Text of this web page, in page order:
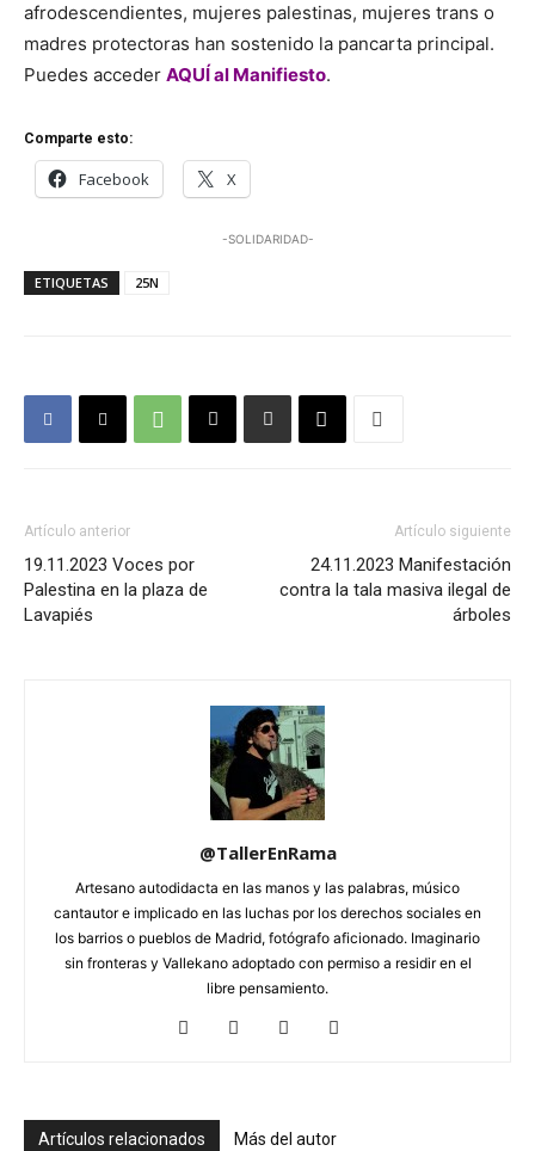
afrodescendientes, mujeres palestinas, mujeres trans o
madres protectoras han sostenido la pancarta principal.
Puedes acceder AQUÍ al Manifiesto.
Comparte esto:
Facebook X
-SOLIDARIDAD-
ETIQUETAS 25N
Artículo anterior
19.11.2023 Voces por
Palestina en la plaza de
Lavapiés
Artículo siguiente
24.11.2023 Manifestación
contra la tala masiva ilegal de
árboles
@TallerEnRama
Artesano autodidacta en las manos y las palabras, músico
cantautor e implicado en las luchas por los derechos sociales en
los barrios o pueblos de Madrid, fotógrafo aficionado. Imaginario
sin fronteras y Vallekano adoptado con permiso a residir en el
libre pensamiento.
Artículos relacionados Más del autor